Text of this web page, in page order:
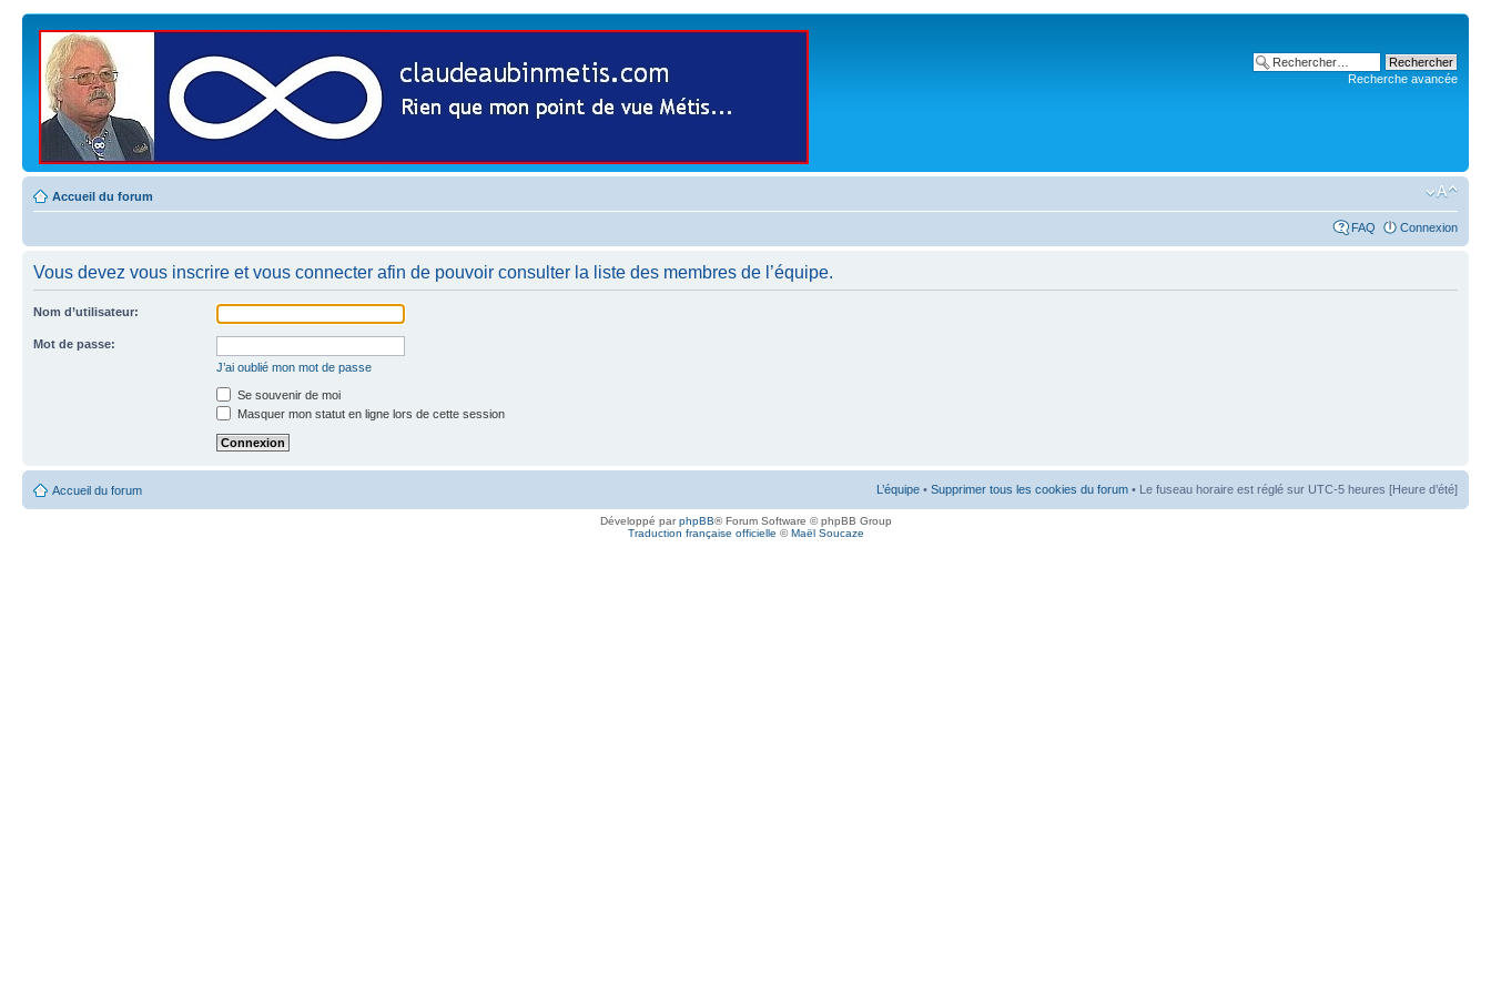
Recherche avancée
Accueil du forum
FAQ Connexion
Vous devez vous inscrire et vous connecter afin de pouvoir consulter la liste des membres de l’équipe.
Nom d’utilisateur:
Mot de passe:
J’ai oublié mon mot de passe
Se souvenir de moi
Masquer mon statut en ligne lors de cette session
Accueil du forum L’équipe • Supprimer tous les cookies du forum • Le fuseau horaire est réglé sur UTC-5 heures [Heure d’été]
Développé parphpBB® Forum Software © phpBB Group
Traduction française officielle ©Maël Soucaze